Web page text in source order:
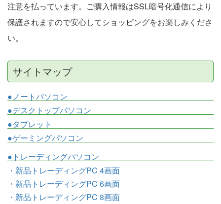
注意を払っています。ご購入情報はSSL暗号化通信により
保護されますので安心してショッピングをお楽しみくださ
い。
サイトマップ
●ノートパソコン
●デスクトップパソコン
●タブレット
●ゲーミングパソコン
●トレーディングパソコン
・新品トレーディングPC 4画面
・新品トレーディングPC 6画面
・新品トレーディングPC 8画面